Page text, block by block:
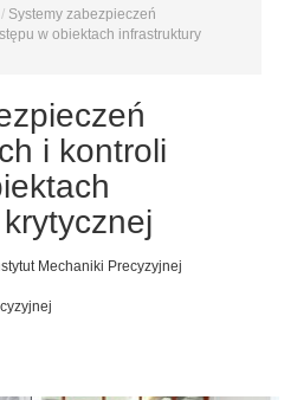
/ Systemy zabezpieczeń
w obiektach infrastruktury
i kontroli
Mechaniki Precyzyjnej